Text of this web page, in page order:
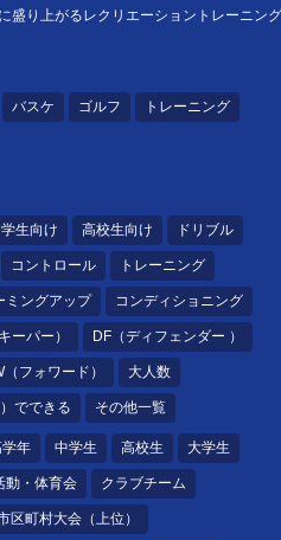
盛り上がるレクリエーショントレーニン
バスケ ゴルフ トレーニング
生向け 高校生向け ドリブル
コントロール トレーニング
ミングアップ コンディショニング
ーパー） DF（ディフェンダー ）
（フォワード） 大人数
でできる その他一覧
年 中学生 高校生 大学生
動・体育会 クラブチーム
区町村大会（上位）